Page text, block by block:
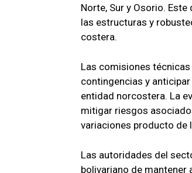
Norte, Sur y Osorio.
las estructuras y
costera.
Las comisiones
contingencias y
entidad norcostera. La
mitigar riesgos
variaciones producto
Las autoridades del
bolivariano de mantener